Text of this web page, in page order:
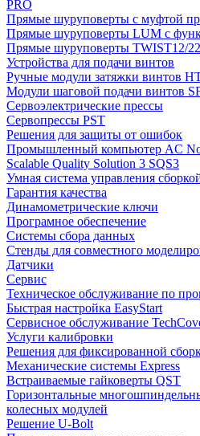
PRO
Прямые шуруповерты с муфтой
Прямые шуруповерты LUM с
Прямые шуруповерты TWIST12/22
Устройства для подачи винтов
Ручные модули затяжки винтов
Модули шаговой подачи винтов
Сервоэлектрические прессы
Сервопрессы PST
Решения для защиты от ошибок
Промышленный компьютер AC
Scalable Quality Solution 3 SQS3
Умная система управления
Гарантия качества
Динамометрические ключи
Програмное обеспечение
Системы сбора данных
Стенды для совместного
Датчики
Сервис
Техническое обслуживание по
Быстрая настройка EasyStart
Cервисное обслуживание
Услуги калибровки
Решения для фиксированной
Механические системы Express
Встраиваемые гайковерты QST
Горизонтальные
колесных модулей
Решение U-Bolt